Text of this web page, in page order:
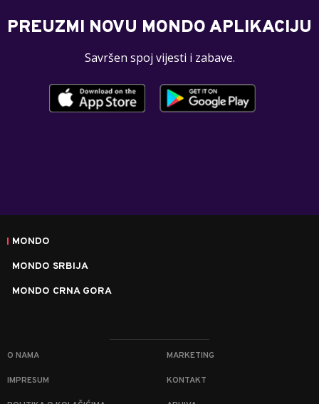
PREUZMI NOVU MONDO APLIKACIJU
Savršen spoj vijesti i zabave.
MONDO
MONDO SRBIJA
MONDO CRNA GORA
O NAMA MARKETING
IMPRESUM KONTAKT